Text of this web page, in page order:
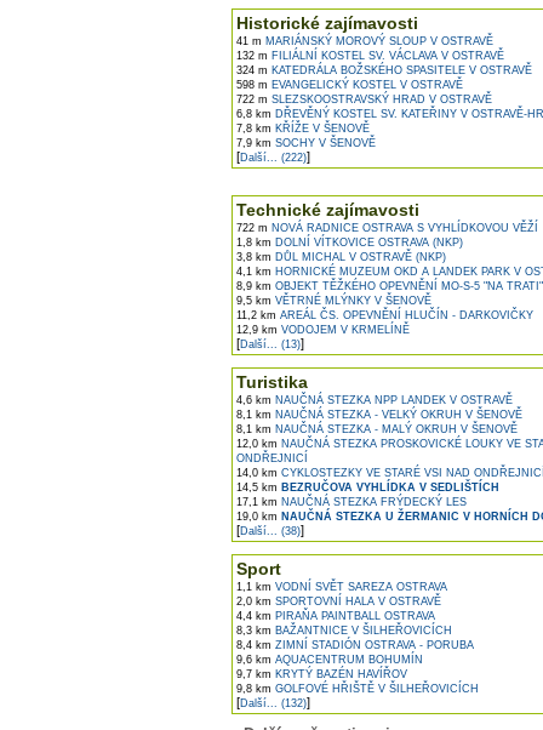
Historické zajímavosti
41 m MARIÁNSKÝ MOROVÝ SLOUP V OSTRAVĚ
132 m FILIÁLNÍ KOSTEL SV. VÁCLAVA V OSTRAVĚ
324 m KATEDRÁLA BOŽSKÉHO SPASITELE V OSTRAVĚ
598 m EVANGELICKÝ KOSTEL V OSTRAVĚ
722 m SLEZSKOOSTRAVSKÝ HRAD V OSTRAVĚ
6,8 km DŘEVĚNÝ KOSTEL SV. KATEŘINY V OSTRAVĚ-
7,8 km KŘÍŽE V ŠENOVĚ
7,9 km SOCHY V ŠENOVĚ
[Další... (222)]
Technické zajímavosti
722 m NOVÁ RADNICE OSTRAVA S VYHLÍDKOVOU VĚŽÍ
1,8 km DOLNÍ VÍTKOVICE OSTRAVA (NKP)
3,8 km DŮL MICHAL V OSTRAVĚ (NKP)
4,1 km HORNICKÉ MUZEUM OKD A LANDEK PARK V
8,9 km OBJEKT TĚŽKÉHO OPEVNĚNÍ MO-S-5 "NA TRATI"
9,5 km VĚTRNÉ MLÝNKY V ŠENOVĚ
11,2 km AREÁL ČS. OPEVNĚNÍ HLUČÍN - DARKOVIČKY
12,9 km VODOJEM V KRMELÍNĚ
[Další... (13)]
Turistika
4,6 km NAUČNÁ STEZKA NPP LANDEK V OSTRAVĚ
8,1 km NAUČNÁ STEZKA - VELKÝ OKRUH V ŠENOVĚ
8,1 km NAUČNÁ STEZKA - MALÝ OKRUH V ŠENOVĚ
12,0 km NAUČNÁ STEZKA PROSKOVICKÉ LOUKY VE
ONDŘEJNICÍ
14,0 km CYKLOSTEZKY VE STARÉ VSI NAD
14,5 km BEZRUČOVA VYHLÍDKA V SEDLIŠTÍCH
17,1 km NAUČNÁ STEZKA FRÝDECKÝ LES
19,0 km NAUČNÁ STEZKA U ŽERMANIC V HORNÍCH
[Další... (38)]
Sport
1,1 km VODNÍ SVĚT SAREZA OSTRAVA
2,0 km SPORTOVNÍ HALA V OSTRAVĚ
4,4 km PIRAŇA PAINTBALL OSTRAVA
8,3 km BAŽANTNICE V ŠILHEŘOVICÍCH
8,4 km ZIMNÍ STADIÓN OSTRAVA - PORUBA
9,6 km AQUACENTRUM BOHUMÍN
9,7 km KRYTÝ BAZÉN HAVÍŘOV
9,8 km GOLFOVÉ HŘIŠTĚ V ŠILHEŘOVICÍCH
[Další... (132)]